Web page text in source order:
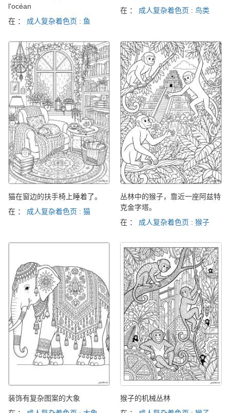
l'océan
在 ： 成人复杂着色页 : 鱼
在 ： 成人复杂着色页 : 鸟类
猫在窗边的扶手椅上睡着了。
在 ： 成人复杂着色页 : 猫
丛林中的猴子，靠近一座阿兹特
克金字塔。
在 ： 成人复杂着色页 : 猴子
装饰有复杂图案的大象
猴子的机械丛林